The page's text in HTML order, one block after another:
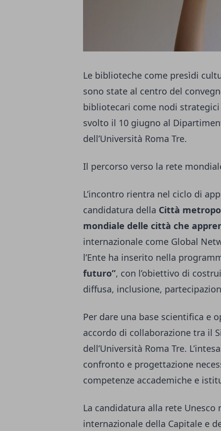
Le biblioteche come presìdi
sono state al centro del
bibliotecari come nodi
svolto il 10 giugno al
dell’Università Roma Tre.
Il percorso verso la rete
L’incontro rientra nel ciclo di
candidatura della Città
mondiale delle città che
internazionale come Global
l’Ente ha inserito nella
futuro”, con l’obiettivo di
diffusa, inclusione,
Per dare una base scientifica e
accordo di collaborazione tra il
dell’Università Roma Tre.
confronto e progettazione
competenze accademiche e
La candidatura alla rete
internazionale della Capitale e